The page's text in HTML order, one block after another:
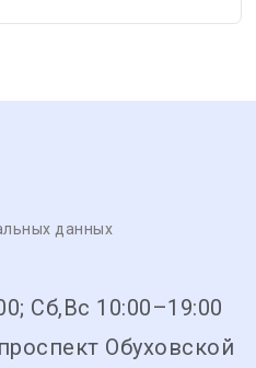
данных
Сб,Вс 10:00–19:00
Обуховской